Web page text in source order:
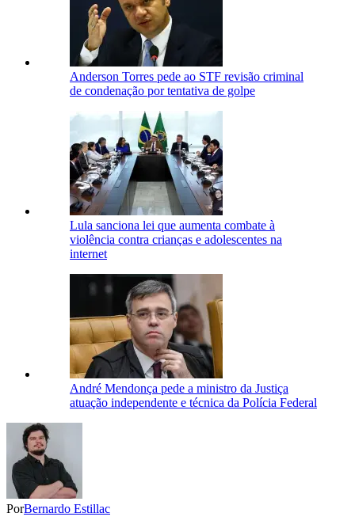
Anderson Torres pede ao STF revisão criminal
de condenação por tentativa de golpe
Lula sanciona lei que aumenta combate à
violência contra crianças e adolescentes na
internet
André Mendonça pede a ministro da Justiça
atuação independente e técnica da Polícia Federal
PorBernardo Estillac